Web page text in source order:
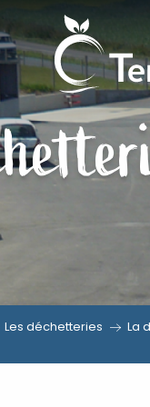
Les déchetteries La